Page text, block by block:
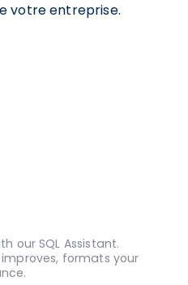
votre entreprise.
our SQL Assistant.
formats your